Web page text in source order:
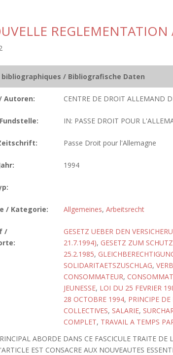
bibliographiques / Bibliografische Daten
Autoren: CENTRE DE DROIT ALLEMAND
IN: PASSE DROIT POUR
Passe Droit pour l'Allemagne
1994
/ Kategorie: Allgemeines, Arbeitsrecht
/
GESETZ UEBER DEN
21.7.1994), GESETZ ZUM
25.2.1985,
SOLIDARITAETSZUSCHLAG,
CONSOMMATEUR,
JEUNESSE, LOI DU 25 FEVRIER
28 OCTOBRE 1994, PRINCIPE
COLLECTIVES, SALARIE,
COMPLET, TRAVAIL A TEMPS
ABORDE DANS CE FASCICULE TRAITE
EST CONSACRE AUX NOUVEAUTES